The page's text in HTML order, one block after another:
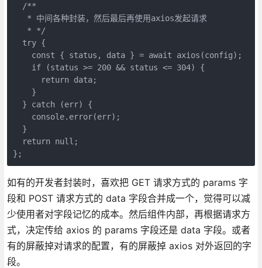
  /**
   * 中间各种封装，然后最后再使用axios发起请求
   * */
  try {
    const { status, data } = await axios(config);
    if (status >= 200 && status <= 304) {
      return data;
    }
  } catch (err) {
    console.error(err);
  }
  return null;
};
如有的开发者封装时，喜欢把 GET 请求方式的 params 字
段和 POST 请求方式的 data 字段合并成一个，觉得可以减
少使用者对字段记忆的成本。然后组件内部，再根据请求方
式，决定传给 axios 的 params 字段还是 data 字段。或者
有的屏蔽掉对请求的配置，有的屏蔽掉 axios 对外返回的字
段。